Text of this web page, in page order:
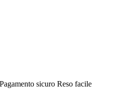
Pagamento sicuro Reso facile